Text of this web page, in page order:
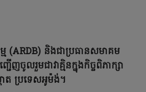
(ARDB) និងជាប្រធានសមាគម
ចូលរួមជាវាគ្មិនក្នុងកិច្ចពិភាក្សា
ត ប្រទេសអូម៉ង់។